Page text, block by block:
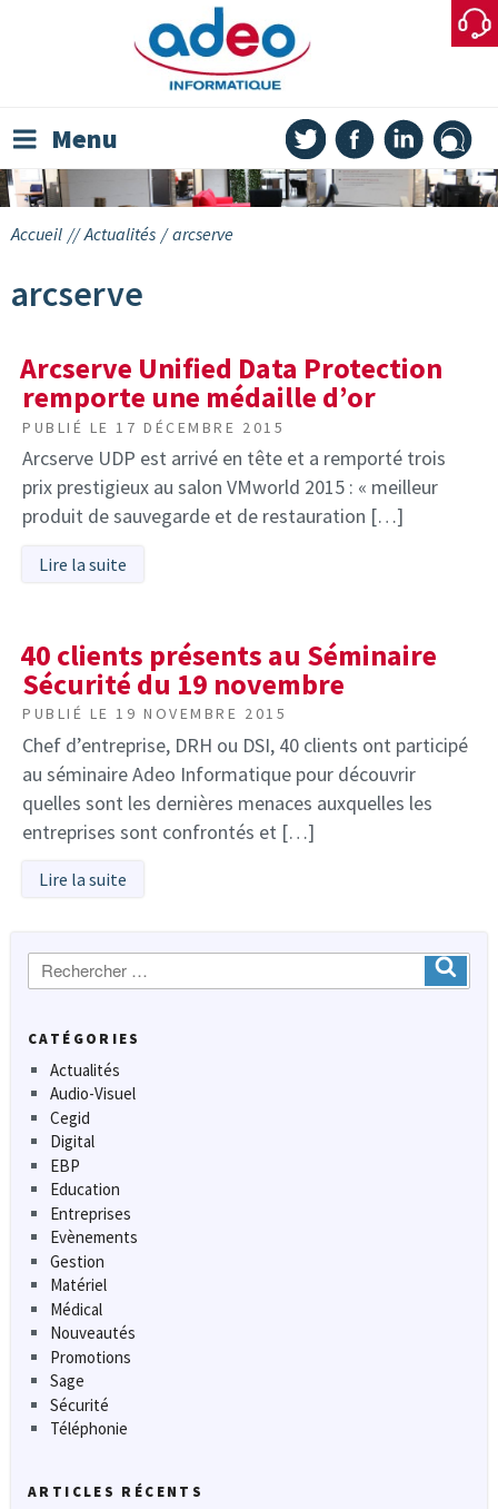
Menu
Accueil // Actualités / arcserve
arcserve
Arcserve Unified Data Protection
remporte une médaille d’or
PUBLIÉ LE 17 DÉCEMBRE 2015
Arcserve UDP est arrivé en tête et a remporté trois
prix prestigieux au salon VMworld 2015 : « meilleur
produit de sauvegarde et de restauration […]
Lire la suite
40 clients présents au Séminaire
Sécurité du 19 novembre
PUBLIÉ LE 19 NOVEMBRE 2015
Chef d’entreprise, DRH ou DSI, 40 clients ont participé
au séminaire Adeo Informatique pour découvrir
quelles sont les dernières menaces auxquelles les
entreprises sont confrontés et […]
Lire la suite
Recherche
:
CATÉGORIES
Actualités
Audio-Visuel
Cegid
Digital
EBP
Education
Entreprises
Evènements
Gestion
Matériel
Médical
Nouveautés
Promotions
Sage
Sécurité
Téléphonie
ARTICLES RÉCENTS